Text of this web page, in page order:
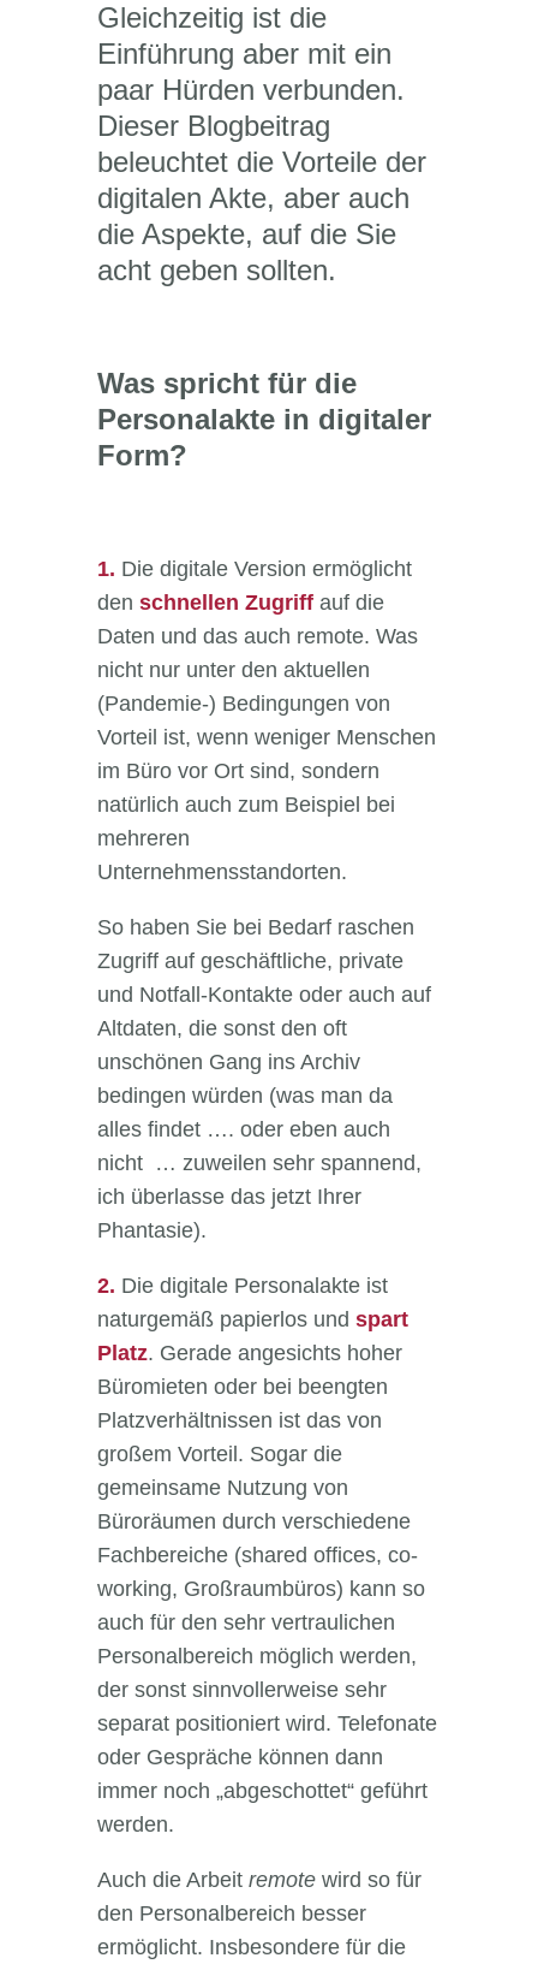
Gleichzeitig ist die
Einführung aber mit ein
paar Hürden verbunden.
Dieser Blogbeitrag
beleuchtet die Vorteile der
digitalen Akte, aber auch
die Aspekte, auf die Sie
acht geben sollten.
Was spricht für die
Personalakte in digitaler
Form?
1. Die digitale Version ermöglicht
den schnellen Zugriffauf die
Daten und das auch remote. Was
nicht nur unter den aktuellen
(Pandemie-) Bedingungen von
Vorteil ist, wenn weniger Menschen
im Büro vor Ort sind, sondern
natürlich auch zum Beispiel bei
mehreren
Unternehmensstandorten.
So haben Sie bei Bedarf raschen
Zugriff auf geschäftliche, private
und Notfall-Kontakte oder auch auf
Altdaten, die sonst den oft
unschönen Gang ins Archiv
bedingen würden (was man da
alles findet …. oder eben auch
nicht … zuweilen sehr spannend,
ich überlasse das jetzt Ihrer
Phantasie).
2. Die digitale Personalakte ist
naturgemäß papierlos und spart
Platz. Gerade angesichts hoher
Büromieten oder bei beengten
Platzverhältnissen ist das von
großem Vorteil. Sogar die
gemeinsame Nutzung von
Büroräumen durch verschiedene
Fachbereiche (shared offices, co-
working, Großraumbüros) kann so
auch für den sehr vertraulichen
Personalbereich möglich werden,
der sonst sinnvollerweise sehr
separat positioniert wird. Telefonate
oder Gespräche können dann
immer noch „abgeschottet“ geführt
werden.
Auch die Arbeit remotewird so für
den Personalbereich besser
ermöglicht. Insbesondere für die